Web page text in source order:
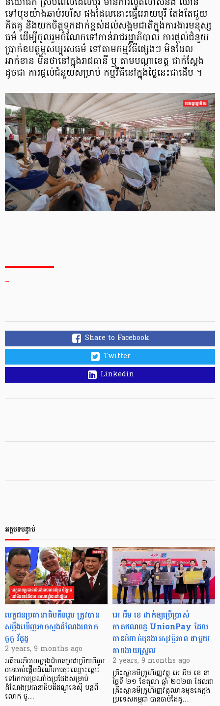
និយោជិក ស្របពេលដែលបុរី មានការលូតលាស់និង ឈាន
ទៅមុខយ៉ាងឆាប់រហ័ស ផងដែលនោះធ្វើអោយបុរី តែងតែជួយ
គិតគូ និងយកចិត្តទុកដាក់ខ្ពស់ដល់សង្គមជាតិក្នុងការងារមនុស្ស
ធម៌ ដើម្បីចូលរួមចំណែកទៅកាន់រាជរដ្ឋាភិបាល ការផ្តល់ជំនួយ
ប្រាក់ឧបត្ថម្ភសប្បុរសធម៌ ទៅតាមកម្មវិធីផ្សេងៗ មិនដែល
អាក់ខាន មិនថានៅក្នុងរាជធានី ឬ តាមបណ្តាខេត្ត ជាក់ស្តែង
ដូចជា ការផ្តល់ជំនួយសម្រាប់ កម្មវីធីនៅក្នុងថ្ងៃនេះជាដើម ។
_
Share to Facebook
Twitter
Linkedin
អត្ថបទបន្ទាប់
បេក្ខជនប្រធានាធិបតី៣រូប ត្រូវបាន
សម្លឹងឃើញអាចស្នងដំណែងលោក
ចូកូ វីដូដូ
2 years, 9 months ago
អតីតអភិបាលក្រុងដ៏មានប្រជាប្រិយពីររូប
បានចាប់ផ្ដើមដំណើរការចុះឈ្មោះឆ្ពោះ
ទៅរកការប្រណាំងប្រជែងសម្រាប់
ដំណែងប្រធានាធិបតីឥណ្ឌូនេស៊ី បន្តពី
លោក ចូ…
អេ អឹម ខេ ដាក់ឲ្យប្រើប្រាស់
កាតឥណពន្ធ UnionPay ដែល
បានបំពាក់មុខងារសុវត្ថិភាព ជាមួយ
ភាពងាយស្រួល
2 years, 9 months ago
គ្រឹះស្ថានមីក្រូហិរញ្ញវត្ថុ អេ អឹម ខេ នា
ថ្ងៃទី ២១ ខែតុលា ឆ្នាំ ២០២៣ ដែលជា
គ្រឹះស្ថានមីក្រូហិរញ្ញវត្ថុឈានមុខគេក្នុង
ប្រទេសកម្ពុជា បានចាប់ដៃគូ…